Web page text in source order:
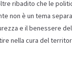
ribadito che le
non è un tema
e il benessere
nella cura del